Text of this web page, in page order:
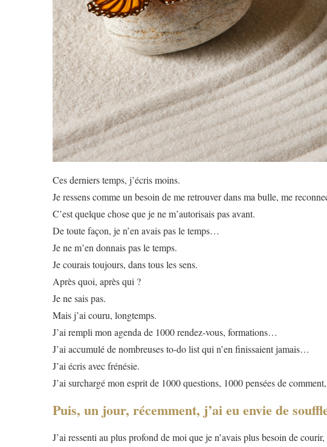
Ces derniers temps, j’écris moins.
Je ressens comme un besoin de me retrouver dans ma bulle, me
C’est quelque chose que je ne m’autorisais pas avant.
De toute façon, je n’en avais pas le temps…
Je ne m’en donnais pas le temps.
Je courais toujours, dans tous les sens.
Après quoi, après qui ?
Je ne sais pas.
Mais j’ai couru, longtemps.
J’ai rempli mon agenda de 1000 rendez-vous, formations…
J’ai accumulé de nombreuses to-do list qui n’en finissaient jamais…
J’ai écris avec frénésie.
J’ai surchargé mon esprit de 1000 questions, 1000 pensées de
Puis, un jour, récemment, j’ai eu envie de
J’ai ressenti au plus profond de moi que je n’avais plus besoin de